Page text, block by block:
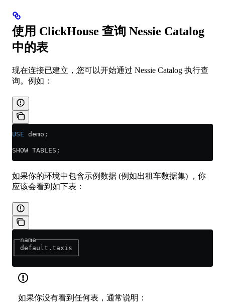
使用 ClickHouse 查询 Nessie Catalog
中的表
现在连接已建立，您可以开始通过 Nessie Catalog 执行查
询。例如：
USE demo;
SHOW TABLES;
如果你的环境中包含示例数据 (例如出租车数据集) ，你
应该会看到如下表：
┌─name──────────┐
│ default.taxis │
└───────────────┘
如果你没有看到任何表，通常说明：